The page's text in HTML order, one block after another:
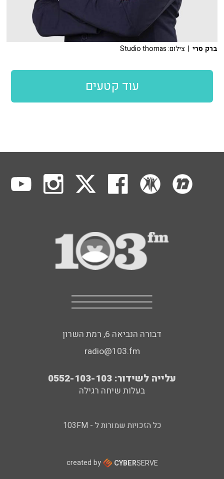
ברק סרי | צילום: Studio thomas
עוד קטעים
דבורה הנביאה 6, רמת השרון
radio@103.fm
עלייה לשידור: 0552-103-103
בעלות שיחה רגילה
כל הזכויות שמורות ל - 103FM
created by CYBERSERVE